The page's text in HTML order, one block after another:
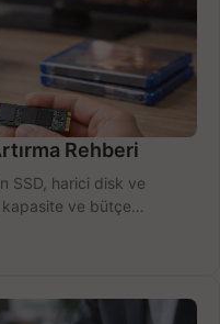
Rehberi
SSD, harici disk ve
kapasite ve bütçe